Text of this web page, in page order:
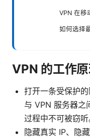
VPN 在移
如何选择
VPN 的工作
打开一条受保护
与 VPN 服务器之
过程中不可被窃听
隐藏真实 IP、隐